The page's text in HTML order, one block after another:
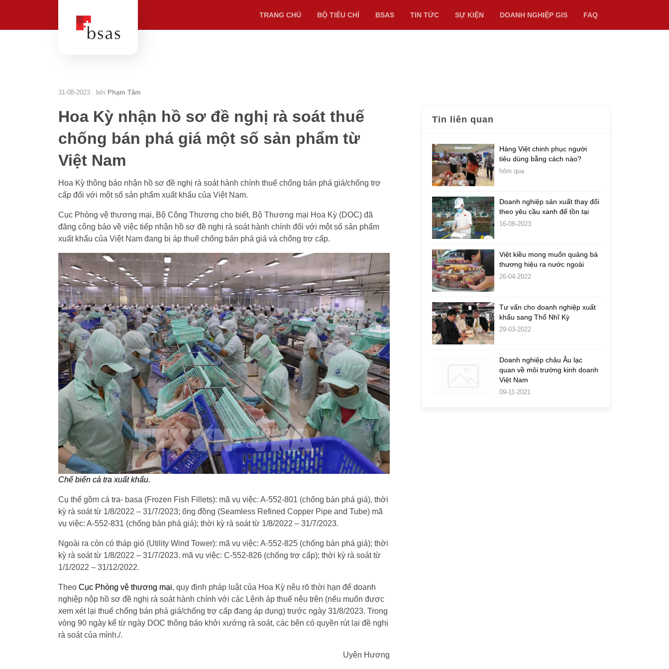
TRANG CHỦ BỘ TIÊU CHÍ BSAS TIN TỨC SỰ KIỆN DOANH NGHIỆP GIS FAQ
31-08-2023 . bởi Phạm Tâm
Hoa Kỳ nhận hồ sơ đề nghị rà soát thuế
chống bán phá giá một số sản phẩm từ
Việt Nam
Hoa Kỳ thông báo nhận hồ sơ đề nghị rà soát hành chính thuế chống bán phá giá/chống trợ
cấp đối với một số sản phẩm xuất khẩu của Việt Nam.
Cục Phòng vệ thương mại, Bộ Công Thương cho biết, Bộ Thương mại Hoa Kỳ (DOC) đã
đăng công báo về việc tiếp nhận hồ sơ đề nghị rà soát hành chính đối với một số sản phẩm
xuất khẩu của Việt Nam đang bị áp thuế chống bán phá giá và chống trợ cấp.
Chế biến cá tra xuất khẩu.
Cụ thể gồm cá tra- basa (Frozen Fish Fillets): mã vụ việc: A-552-801 (chống bán phá giá), thời
kỳ rà soát từ 1/8/2022 – 31/7/2023; ống đồng (Seamless Refined Copper Pipe and Tube) mã
vụ việc: A-552-831 (chống bán phá giá); thời kỳ rà soát từ 1/8/2022 – 31/7/2023.
Ngoài ra còn có tháp gió (Utility Wind Tower): mã vụ việc: A-552-825 (chống bán phá giá); thời
kỳ rà soát từ 1/8/2022 – 31/7/2023. mã vụ việc: C-552-826 (chống trợ cấp); thời kỳ rà soát từ
1/1/2022 – 31/12/2022.
Theo Cục Phòng vệ thương mại, quy định pháp luật của Hoa Kỳ nêu rõ thời hạn để doanh
nghiệp nộp hồ sơ đề nghị rà soát hành chính với các Lệnh áp thuế nêu trên (nếu muốn được
xem xét lại thuế chống bán phá giá/chống trợ cấp đang áp dụng) trước ngày 31/8/2023. Trong
vòng 90 ngày kể từ ngày DOC thông báo khởi xướng rà soát, các bên có quyền rút lại đề nghị
rà soát của mình./.
Uyên Hương
Tin liên quan
Hàng Việt chinh phục người
tiêu dùng bằng cách nào?
hôm qua
Doanh nghiệp sản xuất thay đổi
theo yêu cầu xanh để tồn tại
16-08-2023
Việt kiều mong muốn quảng bá
thương hiệu ra nước ngoài
26-04-2022
Tư vấn cho doanh nghiệp xuất
khẩu sang Thổ Nhĩ Kỳ
29-03-2022
Doanh nghiệp châu Âu lạc
quan về môi trường kinh doanh
Việt Nam
09-11-2021